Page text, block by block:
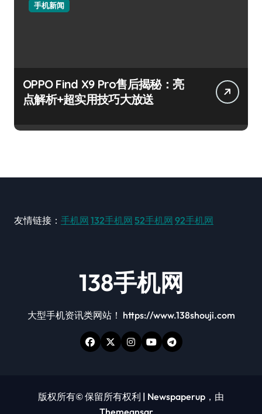
手机新闻
OPPO Find X9 Pro售后揭秘：亮
点解析+超实用技巧大放送
友情链接： 手机网 132手机网 52手机网 92手机网
138手机网
大型手机资讯类网站！ https://www.138shouji.com
版权所有© 保留所有权利 | Newspaperup ，由